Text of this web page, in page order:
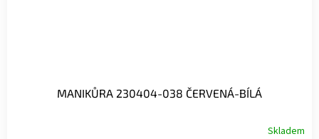
MANIKŮRA 230404-038 ČERVENÁ-BÍLÁ
Skladem